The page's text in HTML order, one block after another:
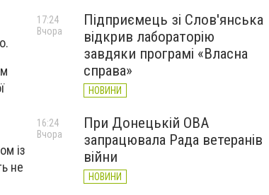
із
не
Підприємець зі Слов'янська
відкрив лабораторію
завдяки програмі «Власна
справа»
НОВИНИ
17:24
Вчора
При Донецькій ОВА
запрацювала Рада ветеранів
війни
НОВИНИ
16:24
Вчора